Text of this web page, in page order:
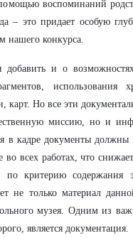
воспоминаний
– это придает особую
нашего конкурса.
добавить и о
использования
карт. Но все эти
миссию, но и
в кадре документы
во всех работах, что
по критерию содержания
не только материал
музея. Одним из
является документация.